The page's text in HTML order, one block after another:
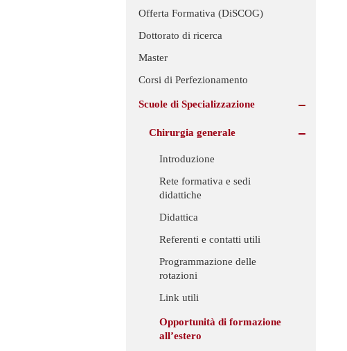
Offerta Formativa (DiSCOG)
Dottorato di ricerca
Master
Corsi di Perfezionamento
Scuole di Specializzazione
Chirurgia generale
Introduzione
Rete formativa e sedi
didattiche
Didattica
Referenti e contatti utili
Programmazione delle
rotazioni
Link utili
Opportunità di formazione
all’estero